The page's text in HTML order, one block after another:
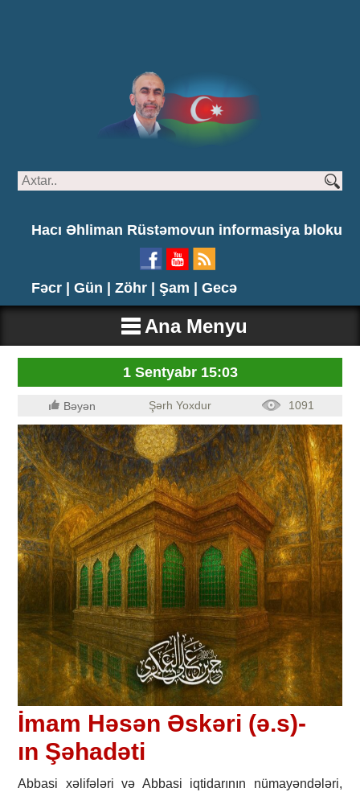
Hacı Əhliman Rüstəmovun informasiya bloku
Fəcr | Gün | Zöhr | Şam | Gecə
Ana Menyu
1 Sentyabr 15:03
Bəyən Şərh Yoxdur 1091
İmam Həsən Əskəri (ə.s)-
ın Şəhadəti
Abbasi xəlifələri və Abbasi iqtidarının nümayəndələri,